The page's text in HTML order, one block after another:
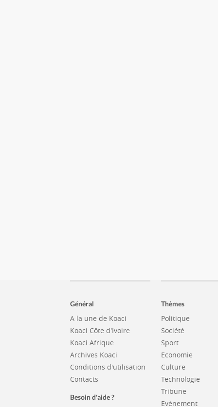
Général
A la une de Koaci
Koaci Côte d'Ivoire
Koaci Afrique
Archives Koaci
Conditions d'utilisation
Contacts
Besoin d'aide ?
Thèmes
Politique
Société
Sport
Economie
Culture
Technologie
Tribune
Evènement